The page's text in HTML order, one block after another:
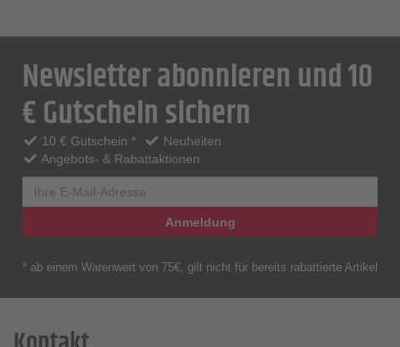
Newsletter abonnieren und 10
€ Gutschein sichern
10 € Gutschein *
Neuheiten
Angebots- & Rabattaktionen
Anmeldung
* ab einem Warenwert von 75€, gilt nicht für bereits rabattierte Artikel